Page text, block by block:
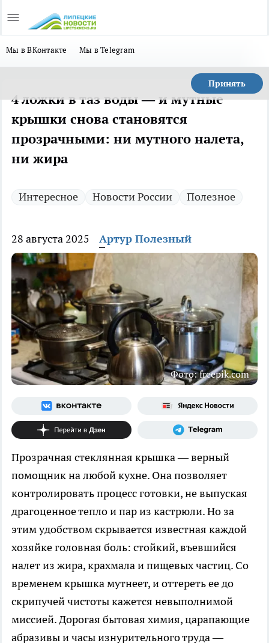
Мы в ВКонтакте Мы в Telegram
Принять
4 ложки в таз воды — и мутные
крышки снова становятся
прозрачными: ни мутного налета,
ни жира
Интересное Новости России Полезное
28 августа 2025 Артур Полезный
Фото: freepik.com
Прозрачная стеклянная крышка — верный
помощник на любой кухне. Она позволяет
контролировать процесс готовки, не выпуская
драгоценное тепло и пар из кастрюли. Но за
этим удобством скрывается известная каждой
хозяйке головная боль: стойкий, въевшийся
налет из жира, крахмала и пищевых частиц. Со
временем крышка мутнеет, и оттереть ее до
скрипучей чистоты кажется невыполнимой
миссией. Дорогая бытовая химия, царапающие
абразивы и часы изнурительного труда —